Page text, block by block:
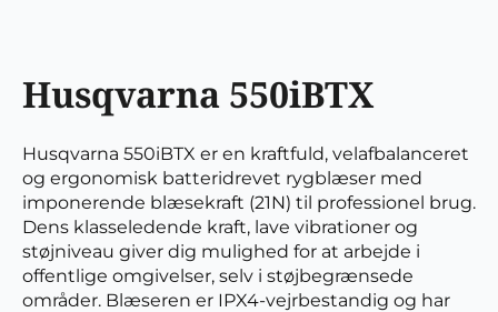
Husqvarna 550iBTX
Husqvarna 550iBTX er en kraftfuld, velafbalanceret
og ergonomisk batteridrevet rygblæser med
imponerende blæsekraft (21N) til professionel brug.
Dens klasseledende kraft, lave vibrationer og
støjniveau giver dig mulighed for at arbejde i
offentlige omgivelser, selv i støjbegrænsede
områder. Blæseren er IPX4-vejrbestandig og har